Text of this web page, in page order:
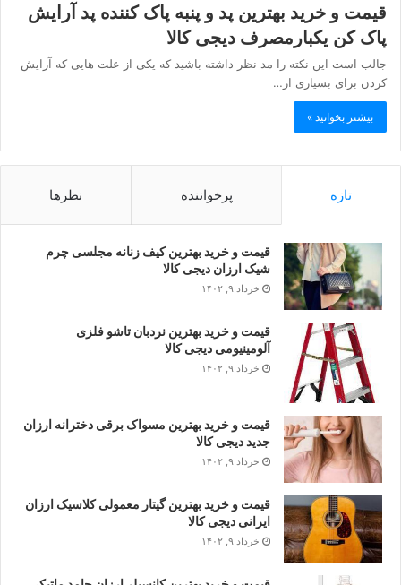
قیمت و خرید بهترین پد و پنبه پاک کننده پد آرایش
پاک کن یکبارمصرف دیجی کالا
جالب است این نکته را مد نظر داشته باشید که یکی از علت هایی که آرایش
کردن برای بسیاری از…
بیشتر بخوانید »
تازه پرخواننده نظرها
قیمت و خرید بهترین کیف زنانه مجلسی چرم
شیک ارزان دیجی کالا
خرداد ۹, ۱۴۰۲
قیمت و خرید بهترین نردبان تاشو فلزی
آلومینیومی دیجی کالا
خرداد ۹, ۱۴۰۲
قیمت و خرید بهترین مسواک برقی دخترانه ارزان
جدید دیجی کالا
خرداد ۹, ۱۴۰۲
قیمت و خرید بهترین گیتار معمولی کلاسیک ارزان
ایرانی دیجی کالا
خرداد ۹, ۱۴۰۲